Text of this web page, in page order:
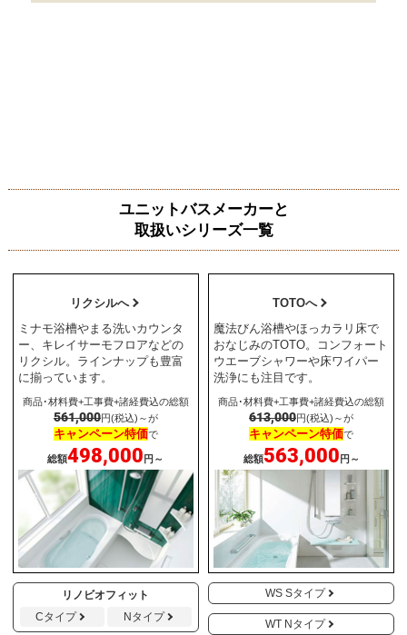
ユニットバスメーカーと
取扱いシリーズ一覧
リクシルへ
ミナモ浴槽やまる洗いカウンタ
ー、キレイサーモフロアなどの
リクシル。ラインナップも豊富
に揃っています。
商品･材料費+工事費+諸経費込の総額
561,000円(税込)～が
キャンペーン特価で
総額498,000 円～
リノビオフィット
Cタイプ
Nタイプ
TOTOへ
魔法びん浴槽やほっカラリ床で
おなじみのTOTO。コンフォート
ウエーブシャワーや床ワイパー
洗浄にも注目です。
商品･材料費+工事費+諸経費込の総額
613,000円(税込)～が
キャンペーン特価で
総額563,000 円～
WS Sタイプ
WT Nタイプ